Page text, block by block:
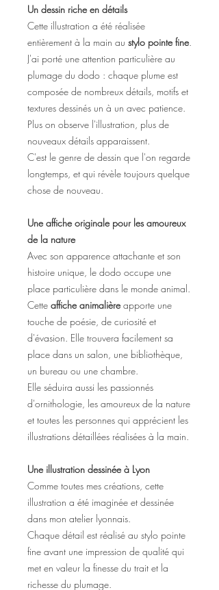
Un dessin riche en détails
Cette illustration a été réalisée
entièrement à la main au stylo pointe fine.
J'ai porté une attention particulière au
plumage du dodo : chaque plume est
composée de nombreux détails, motifs et
textures dessinés un à un avec patience.
Plus on observe l'illustration, plus de
nouveaux détails apparaissent.
C'est le genre de dessin que l'on regarde
longtemps, et qui révèle toujours quelque
chose de nouveau.
Une affiche originale pour les amoureux
de la nature
Avec son apparence attachante et son
histoire unique, le dodo occupe une
place particulière dans le monde animal.
Cette affiche animalièreapporte une
touche de poésie, de curiosité et
d'évasion. Elle trouvera facilement sa
place dans un salon, une bibliothèque,
un bureau ou une chambre.
Elle séduira aussi les passionnés
d'ornithologie, les amoureux de la nature
et toutes les personnes qui apprécient les
illustrations détaillées réalisées à la main.
Une illustration dessinée à Lyon
Comme toutes mes créations, cette
illustration a été imaginée et dessinée
dans mon atelier lyonnais.
Chaque détail est réalisé au stylo pointe
fine avant une impression de qualité qui
met en valeur la finesse du trait et la
richesse du plumage.